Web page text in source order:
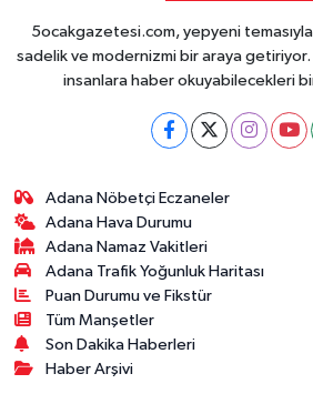
5ocakgazetesi.com, yepyeni
sadelik ve modernizmi bir araya getiriyor.
insanlara haber okuyabilecekleri
Adana Nöbetçi Eczaneler
Adana Hava Durumu
Adana Namaz Vakitleri
Adana Trafik Yoğunluk Haritası
Puan Durumu ve Fikstür
Tüm Manşetler
Son Dakika Haberleri
Haber Arşivi